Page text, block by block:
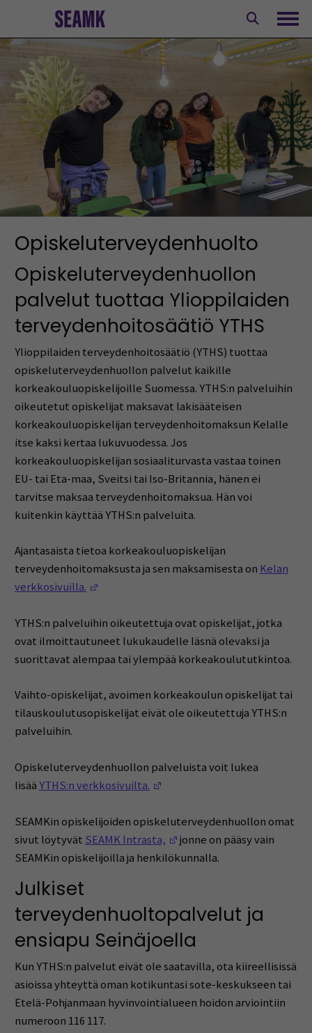
Opiskeluterveydenhuolto
Opiskeluterveydenhuollon
palvelut tuottaa Ylioppilaiden
terveydenhoitosäätiö YTHS
Ylioppilaiden terveydenhoitosäätiö (YTHS) tuottaa
opiskeluterveydenhuollon palvelut kaikille
korkeakouluopiskelijoille Suomessa. YTHS:n palveluihin
oikeutetut opiskelijat maksavat lakisääteisen
korkeakouluopiskelijan terveydenhoitomaksun Kelalle
itse kaksi kertaa lukuvuodessa. Jos
korkeakouluopiskelijan sosiaaliturvasta vastaa toinen
EU- tai Eta-maa, Sveitsi tai Iso-Britannia, hänen ei
tarvitse maksaa terveydenhoitomaksua. Hän voi
kuitenkin käyttää YTHS:n palveluita.
Ajantasaista tietoa korkeakouluopiskelijan
terveydenhoitomaksusta ja sen maksamisesta on Kelan
verkkosivuilla.
YTHS:n palveluihin oikeutettuja ovat opiskelijat, jotka
ovat ilmoittautuneet lukukaudelle läsnä olevaksi ja
suorittavat alempaa tai ylempää korkeakoulututkintoa.
Vaihto-opiskelijat, avoimen korkeakoulun opiskelijat tai
tilauskoulutusopiskelijat eivät ole oikeutettuja YTHS:n
palveluihin.
Opiskeluterveydenhuollon palveluista voit lukea
lisääYTHS:n verkkosivuilta.
SEAMKin opiskelijoiden opiskeluterveydenhuollon omat
sivut löytyvät SEAMK Intrasta, (Avautuu uuteen ikkunaan)
jonne on pääsy vain
SEAMKin opiskelijoilla ja henkilökunnalla.
Julkiset
terveydenhuoltopalvelut ja
ensiapu Seinäjoella
Kun YTHS:n palvelut eivät ole saatavilla, ota kiireellisissä
asioissa yhteyttä oman kotikuntasi sote-keskukseen tai
Etelä-Pohjanmaan hyvinvointialueen hoidon arviointiin
numeroon 116 117.